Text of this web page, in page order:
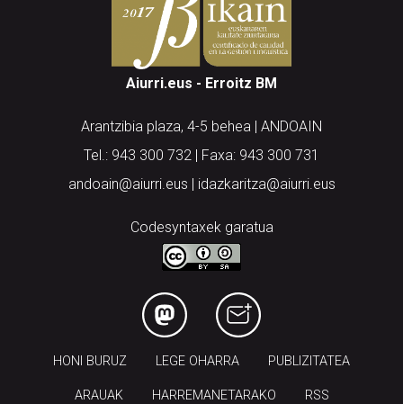
Aiurri.eus - Erroitz BM
Arantzibia plaza, 4-5 behea | ANDOAIN
Tel.: 943 300 732 | Faxa: 943 300 731
andoain@aiurri.eus | idazkaritza@aiurri.eus
Codesyntaxek garatua
HONI BURUZ LEGE OHARRA PUBLIZITATEA
ARAUAK HARREMANETARAKO RSS